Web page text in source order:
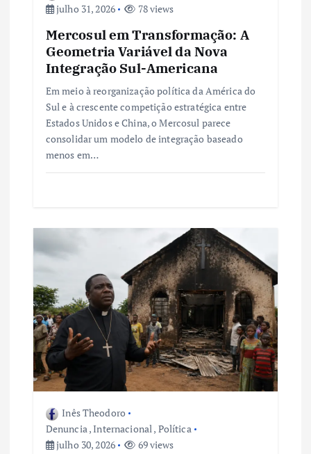
julho 31, 2026
78 views
Mercosul em Transformação: A
Geometria Variável da Nova
Integração Sul-Americana
Em meio à reorganização política da América do
Sul e à crescente competição estratégica entre
Estados Unidos e China, o Mercosul parece
consolidar um modelo de integração baseado
menos em…
Inês Theodoro
Denuncia,Internacional, Política
julho 30, 2026
69 views